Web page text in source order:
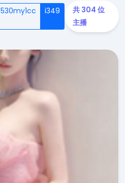
530my1cc i349
共 304 位
主播